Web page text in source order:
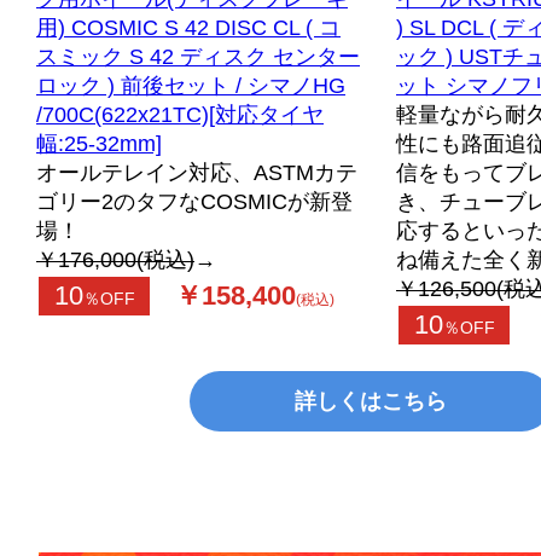
用) COSMIC S 42 DISC CL ( コ
スミック S 42 ディスク センター
ロック ) 前後セット / シマノHG
/700C(622x21TC)[対応タイヤ
幅:25-32mm]
オールテレイン対応、ASTMカテ
ゴリー2のタフなCOSMICが新登
場！
￥176,000(税込)→
10％OFF ￥158,400(税込)
) SL DCL ( デ
ック ) USTチ
ット シマノフ
軽量ながら耐
性にも路面追
信をもってブ
き、チューブ
応するといっ
ね備えた全く
￥126,500(税
10％OFF
詳しくはこちら